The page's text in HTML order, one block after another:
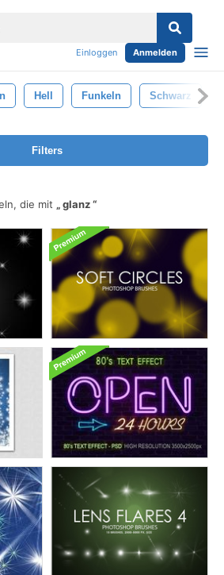
Einloggen Anmelden
Hell Funkeln Schwarz
Filters
die mit
glanz